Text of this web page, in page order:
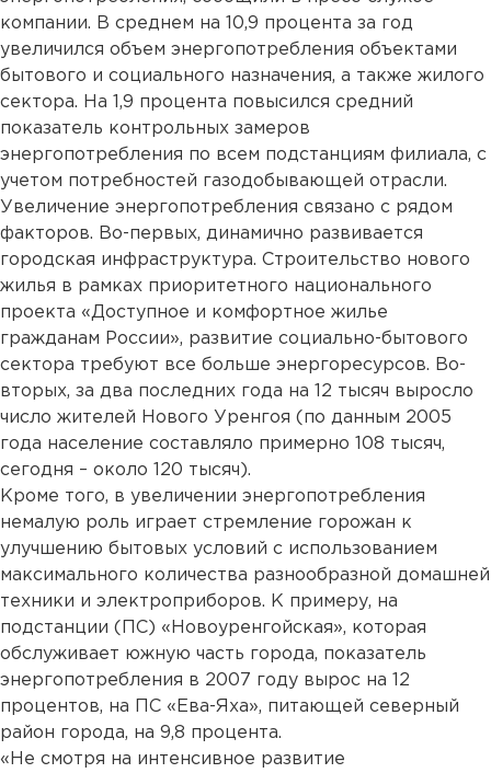
компании. В среднем на 10,9 процента за год
увеличился объем энергопотребления объектами
бытового и социального назначения, а также жилого
сектора. На 1,9 процента повысился средний
показатель контрольных замеров
энергопотребления по всем подстанциям филиала, с
учетом потребностей газодобывающей отрасли.
Увеличение энергопотребления связано с рядом
факторов. Во-первых, динамично развивается
городская инфраструктура. Строительство нового
жилья в рамках приоритетного национального
проекта «Доступное и комфортное жилье
гражданам России», развитие социально-бытового
сектора требуют все больше энергоресурсов. Во-
вторых, за два последних года на 12 тысяч выросло
число жителей Нового Уренгоя (по данным 2005
года население составляло примерно 108 тысяч,
сегодня – около 120 тысяч).
Кроме того, в увеличении энергопотребления
немалую роль играет стремление горожан к
улучшению бытовых условий с использованием
максимального количества разнообразной домашней
техники и электроприборов. К примеру, на
подстанции (ПС) «Новоуренгойская», которая
обслуживает южную часть города, показатель
энергопотребления в 2007 году вырос на 12
процентов, на ПС «Ева-Яха», питающей северный
район города, на 9,8 процента.
«Не смотря на интенсивное развитие